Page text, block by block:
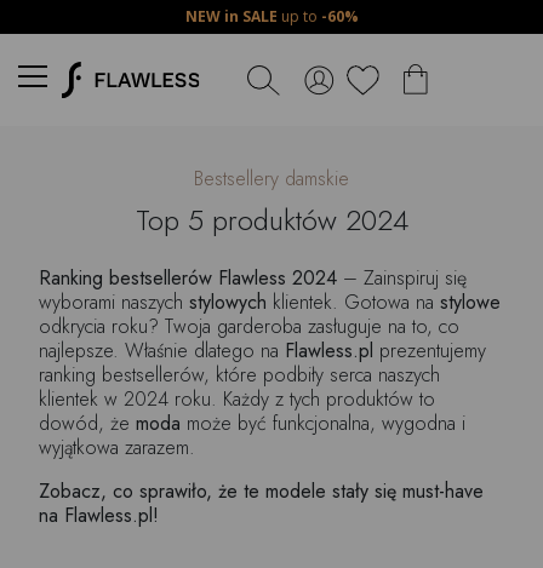
NEW in SALE up to -60%
Bestsellery damskie
Top 5 produktów 2024
Ranking bestsellerów Flawless 2024 – Zainspiruj się
wyborami naszych stylowych klientek. Gotowa na stylowe
odkrycia roku? Twoja garderoba zasługuje na to, co
najlepsze. Właśnie dlatego na Flawless.pl prezentujemy
ranking bestsellerów, które podbiły serca naszych
klientek w 2024 roku. Każdy z tych produktów to
dowód, że moda może być funkcjonalna, wygodna i
wyjątkowa zarazem.
Zobacz, co sprawiło, że te modele stały się must-have
na Flawless.pl!